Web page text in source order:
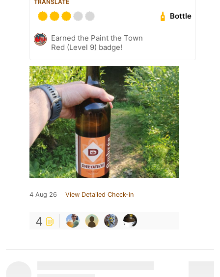
TRANSLATE
Bottle
Earned the Paint the Town
Red (Level 9) badge!
4 Aug 26 View Detailed Check-in
4